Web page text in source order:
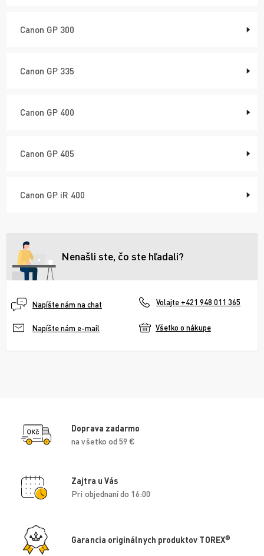
Canon GP 300
Canon GP 335
Canon GP 400
Canon GP 405
Canon GP iR 400
Nenašli ste, čo ste hľadali?
Napíšte nám na chat Volajte +421 948 011 365
Napíšte nám e-mail Všetko o nákupe
Doprava zadarmo
na všetko od 59 €
Zajtra u Vás
Pri objednaní do 16:00
Garancia originálnych produktov TOREX®